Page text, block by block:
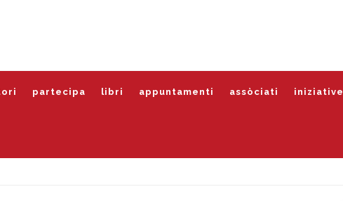
partecipa libri appuntamenti assòciati iniziative